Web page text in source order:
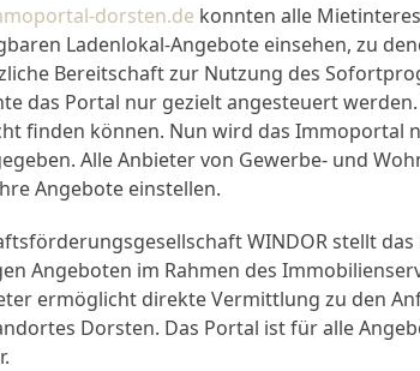
dorsten.de konnten alle
Ladenlokal-Angebote einsehen, zu
Bereitschaft zur Nutzung des
das Portal nur gezielt angesteuert
finden können. Nun wird das Immoportal
Alle Anbieter von Gewerbe- und
Angebote einstellen.
WINDOR stellt
Angeboten im Rahmen des
ermöglicht direkte Vermittlung zu den
Dorsten. Das Portal ist für alle